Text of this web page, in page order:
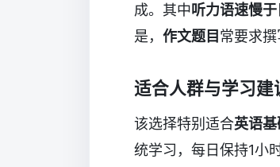
成。其中听力语速慢
是， 作文题目 常要求
适合人群与学习建
该选择特别适合英语
统学习，每日保持1小